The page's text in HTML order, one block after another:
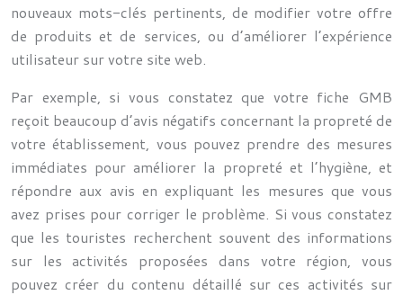
nouveaux mots-clés pertinents, de modifier votre offre
de produits et de services, ou d’améliorer l’expérience
utilisateur sur votre site web.
Par exemple, si vous constatez que votre fiche GMB
reçoit beaucoup d’avis négatifs concernant la propreté de
votre établissement, vous pouvez prendre des mesures
immédiates pour améliorer la propreté et l’hygiène, et
répondre aux avis en expliquant les mesures que vous
avez prises pour corriger le problème. Si vous constatez
que les touristes recherchent souvent des informations
sur les activités proposées dans votre région, vous
pouvez créer du contenu détaillé sur ces activités sur